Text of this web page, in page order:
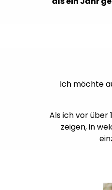
Ich möchte
Als ich vor über
zeigen, in